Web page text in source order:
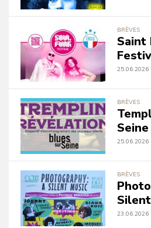
BRÈVES
Saint
25.06.2026
BRÈVES
25.06.2026
BRÈVES
23.06.2026